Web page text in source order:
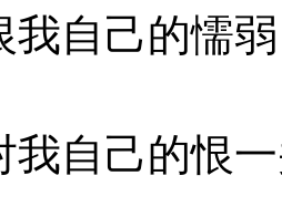
我自己的懦
我自己的恨